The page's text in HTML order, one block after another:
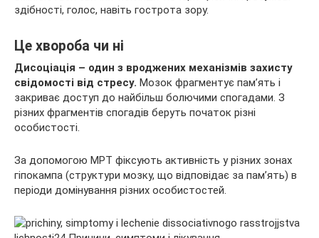
здібності, голос, навіть гострота зору.
Це хвороба чи ні
Дисоціація – один з вроджених механізмів захисту
свідомості від стресу. Мозок фрагментує пам’ять і
закриває доступ до найбільш болючими спогадами. З
різних фрагментів спогадів беруть початок різні
особистості.
За допомогою МРТ фіксують активність у різних зонах
гіпокампа (структури мозку, що відповідає за пам’ять) в
періоди домінування різних особистостей.